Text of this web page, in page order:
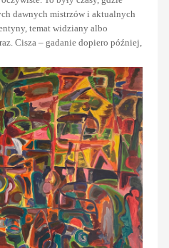
dawnych mistrzów i aktualnych
temat widziany albo
Cisza – gadanie dopiero później,